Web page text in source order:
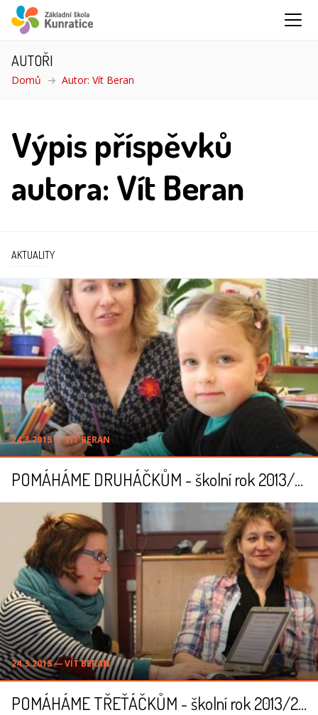
AUTOŘI
Domů Autor: Vít Beran
Výpis příspěvků
autora: Vít Beran
AKTUALITY
24.3.2015 ― VÍT BERAN
POMÁHÁME DRUHÁČKŮM - školní rok 2013/2014
24.3.2015 ― VÍT BERAN
POMÁHÁME TŘEŤÁČKŮM - školní rok 2013/2014